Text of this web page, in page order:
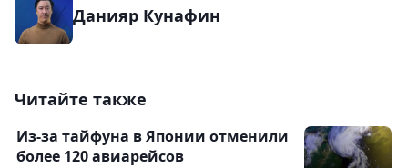
Данияр Кунафин
Читайте также
Из-за тайфуна в Японии отменили
более 120 авиарейсов